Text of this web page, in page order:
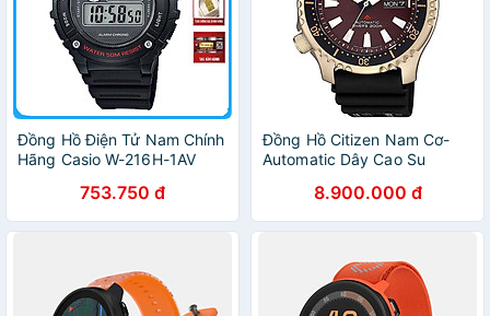
Đồng Hồ Điện Tử Nam Chính
Hãng Casio W-216H-1AV
753.750 đ
Đồng Hồ Citizen Nam Cơ-
Automatic Dây Cao Su
8.900.000 đ